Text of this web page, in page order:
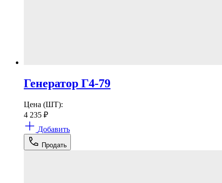
Генератор Г4-79
Цена (ШТ):
4 235 ₽
Добавить
Продать